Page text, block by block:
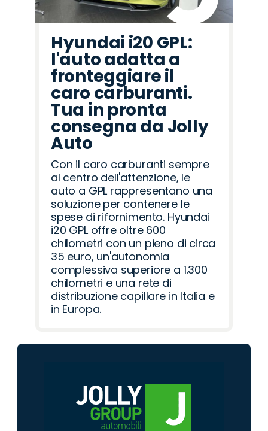
Hyundai i20 GPL:
l'auto adatta a
fronteggiare il
caro carburanti.
Tua in pronta
consegna da Jolly
Auto
Con il caro carburanti sempre
al centro dell'attenzione, le
auto a GPL rappresentano una
soluzione per contenere le
spese di rifornimento. Hyundai
i20 GPL offre oltre 600
chilometri con un pieno di circa
35 euro, un'autonomia
complessiva superiore a 1.300
chilometri e una rete di
distribuzione capillare in Italia e
in Europa.